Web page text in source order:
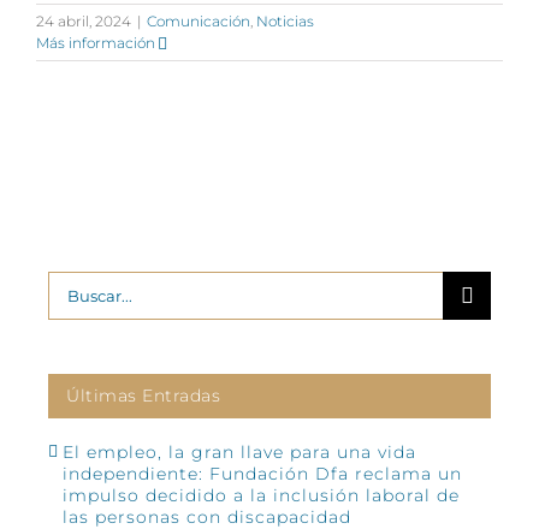
24 abril, 2024 | Comunicación, Noticias
Más información
Buscar:
Últimas Entradas
El empleo, la gran llave para una vida
independiente: Fundación Dfa reclama un
impulso decidido a la inclusión laboral de
las personas con discapacidad